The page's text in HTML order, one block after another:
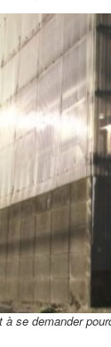
à se demander